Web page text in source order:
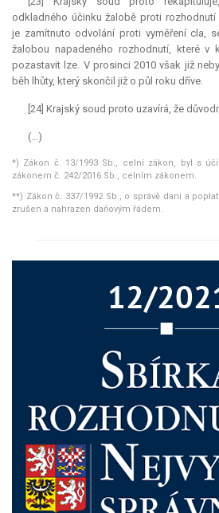
odkladného účinku žalobě proti
je zamítnuto odvolání proti vyměření cla,
žalobou napadeného rozhodnutí, které v
pozastavit lze. V prosinci 2010 však již
běh lhůty, který skončil již o půl roku dříve.
[24] Krajský soud proto uzavírá, že
(…)
*) Zákon č. 13/1993 Sb., celní zákon, byl s
zákonem č. 242/2016 Sb., celním zákonem.
**) Zákon č. 337/1992 Sb., o správě daní a
zrušen a nahrazen daňovým řádem.